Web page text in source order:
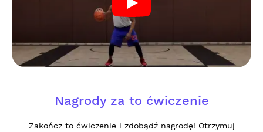
Nagrody za to ćwiczenie
Zakończ to ćwiczenie i zdobądź nagrodę! Otrzymuj